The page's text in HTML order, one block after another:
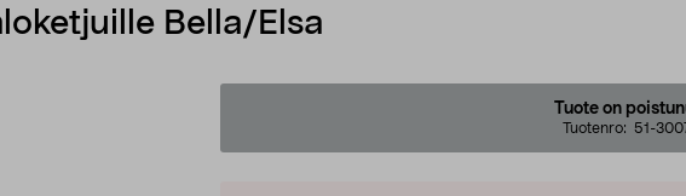
Bella/Elsa
Tuote on
Tuotenro: 51-